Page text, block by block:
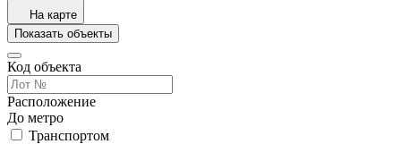
На карте
Показать объекты
Код объекта
Расположение
До метро
Транспортом